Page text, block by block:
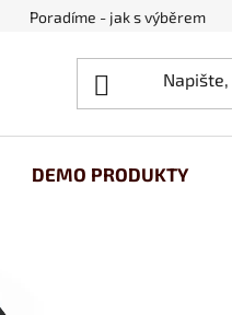
Poradíme - jak s výběrem
DEMO PRODUKTY